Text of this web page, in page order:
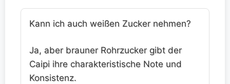
Kann ich auch weißen Zucker nehmen?
Ja, aber brauner Rohrzucker gibt der
Caipi ihre charakteristische Note und
Konsistenz.